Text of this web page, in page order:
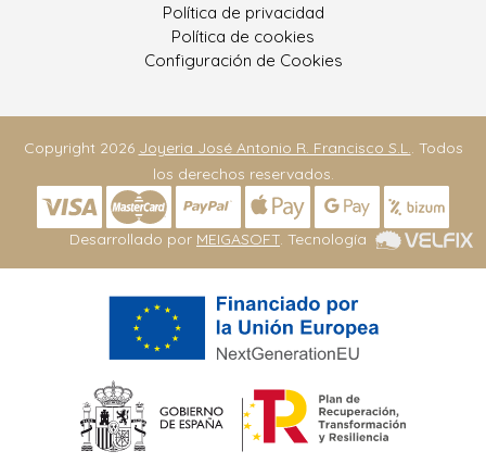
Política de privacidad
Política de cookies
Configuración de Cookies
Copyright 2026 Joyeria José Antonio R. Francisco S.L.. Todos
los derechos reservados.
Desarrollado por MEIGASOFT . Tecnología